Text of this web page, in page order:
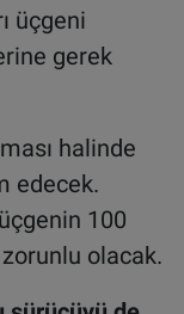
üçgeni
gerek
halinde
edecek.
100
olacak.